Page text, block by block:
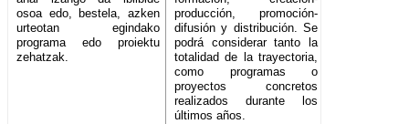
osoa edo, bestela, azken
urteotan egindako
programa edo proiektu
zehatzak.
producción, promoción-
difusión y distribución. Se
podrá considerar tanto la
totalidad de la trayectoria,
como programas o
proyectos concretos
realizados durante los
últimos años.